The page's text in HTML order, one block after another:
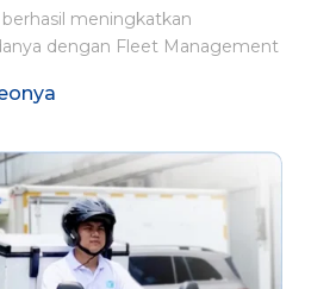
meningkatkan
dengan Fleet Management